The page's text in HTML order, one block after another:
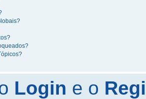
Login e o